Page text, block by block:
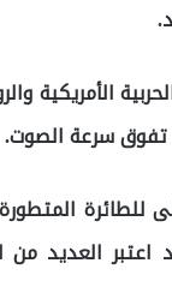
تفوق سرعة الصوت.
للطائرة
العديد من